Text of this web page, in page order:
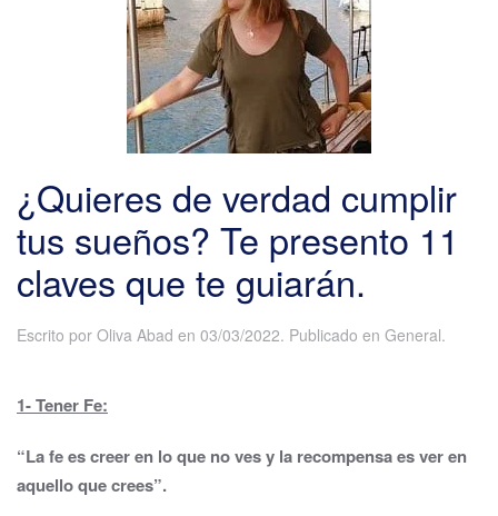
¿Quieres de verdad cumplir
tus sueños? Te presento 11
claves que te guiarán.
Escrito por Oliva Abad en 03/03/2022. Publicado en General.
1- Tener Fe:
“La fe es creer en lo que no ves y la recompensa es ver en
aquello que crees”.